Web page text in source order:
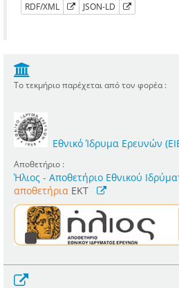
RDF/XML JSON-LD
Το τεκμήριο παρέχεται από τον φορέα :
Εθνικό Ίδρυμα Ερευνών
Αποθετήριο :
Ήλιος - Αποθετήριο Εθνικού
αποθετήρια EKT